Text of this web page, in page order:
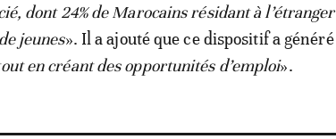
dont 24% de Marocains résidant à l’étranger
jeunes». Il a ajouté que ce dispositif a généré
en créant des opportunités d’emploi».